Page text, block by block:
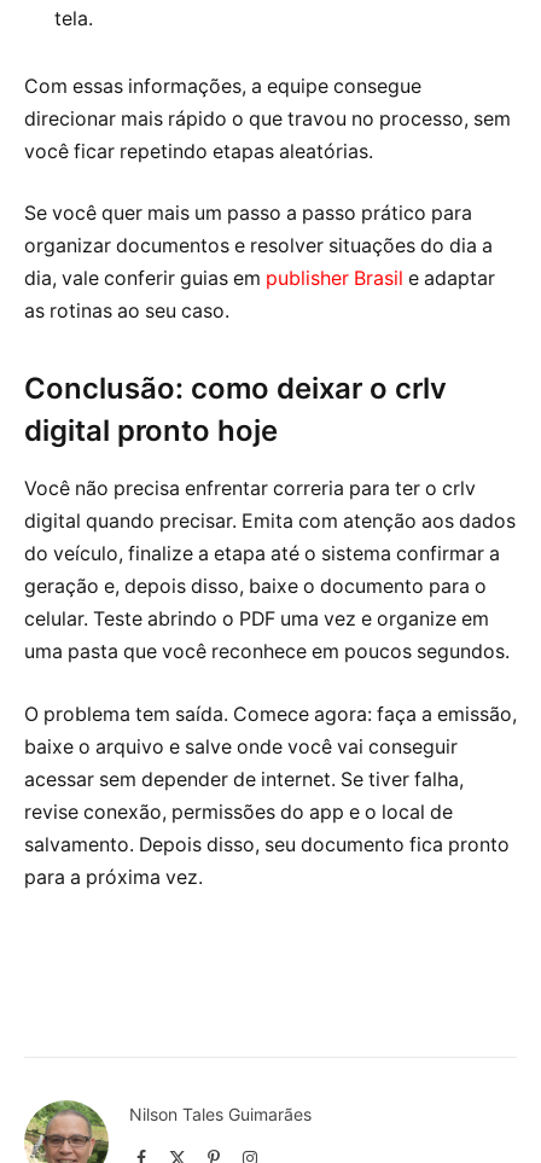
tela.
Com essas informações, a equipe consegue
direcionar mais rápido o que travou no processo, sem
você ficar repetindo etapas aleatórias.
Se você quer mais um passo a passo prático para
organizar documentos e resolver situações do dia a
dia, vale conferir guias em publisher Brasil e adaptar
as rotinas ao seu caso.
Conclusão: como deixar o crlv
digital pronto hoje
Você não precisa enfrentar correria para ter o crlv
digital quando precisar. Emita com atenção aos dados
do veículo, finalize a etapa até o sistema confirmar a
geração e, depois disso, baixe o documento para o
celular. Teste abrindo o PDF uma vez e organize em
uma pasta que você reconhece em poucos segundos.
O problema tem saída. Comece agora: faça a emissão,
baixe o arquivo e salve onde você vai conseguir
acessar sem depender de internet. Se tiver falha,
revise conexão, permissões do app e o local de
salvamento. Depois disso, seu documento fica pronto
para a próxima vez.
Nilson Tales Guimarães
Facebook PinterestInstagram